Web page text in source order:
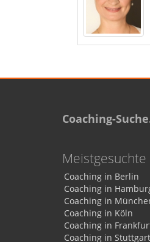
Coaching-
Meistgesuchte
Coaching in Berlin
Coaching in
Coaching in
Coaching in Köln
Coaching in
Coaching in Stuttgart